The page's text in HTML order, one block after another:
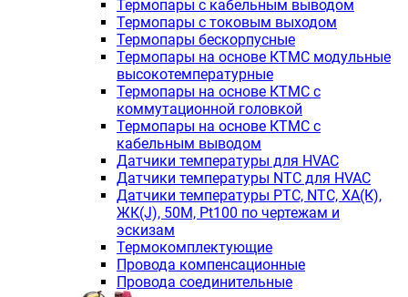
Термопары с кабельным выводом
Термопары с токовым выходом
Термопары бескорпусные
Термопары на основе КТМС модульные
высокотемпературные
Термопары на основе КТМС с
коммутационной головкой
Термопары на основе КТМС с
кабельным выводом
Датчики температуры для HVAC
Датчики температуры NTC для HVAC
Датчики температуры PTС, NTC, ХА(К),
ЖК(J), 50М, Pt100 по чертежам и
эскизам
Термокомплектующие
Провода компенсационные
Провода соединительные